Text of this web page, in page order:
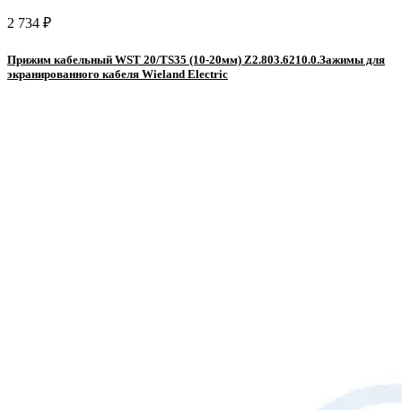
2 734 ₽
Прижим кабельный WST 20/TS35 (10-20мм) Z2.803.6210.0.Зажимы для
экранированного кабеля Wieland Electric